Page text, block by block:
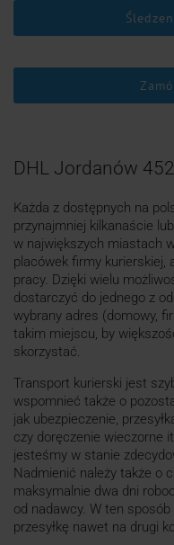
DHL Jordanów
Każda z dostępnych na
przynajmniej kilkanaście
w największych miastach
placówek firmy kurierskiej,
pracy. Dzięki wielu
dostarczyć do jednego z
wybrany adres (domowy,
takim miejscu, by
skorzystać.
Transport kurierski jest
wspomnieć także o
jak ubezpieczenie,
czy doręczenie wieczorne
jesteśmy w stanie
Nadmienić należy także o
maksymalnie dwa dni
od nadawcy. W ten
przesyłkę nawet na drugi